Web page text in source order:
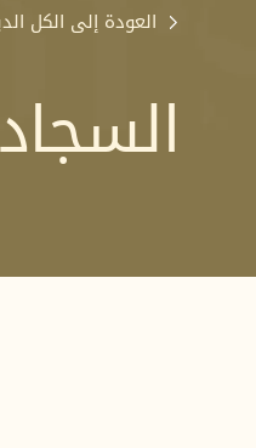
العودة إلى الكل
السجاد